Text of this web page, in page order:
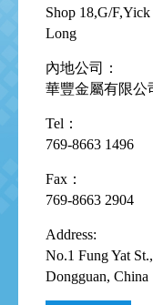
Shop 18,G/
Long
內地公司：
華豐金屬有限公
Tel：
769-8663 1496
Fax：
769-8663 2904
Address:
No.1 Fung Yat
Dongguan, China